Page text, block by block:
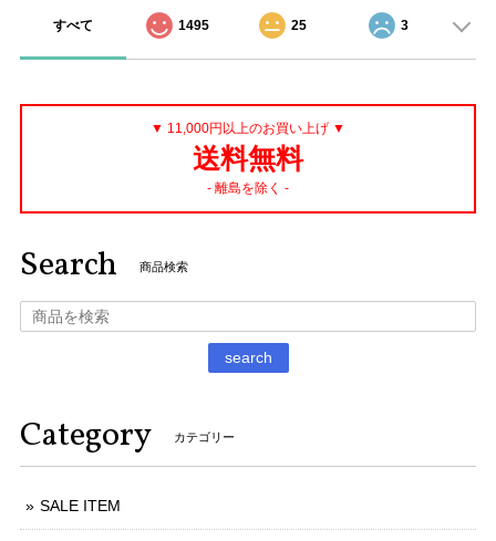
すべて 1495 25 3
▼ 11,000円以上のお買い上げ ▼
送料無料
- 離島を除く -
Search 商品検索
search
Category カテゴリー
SALE ITEM